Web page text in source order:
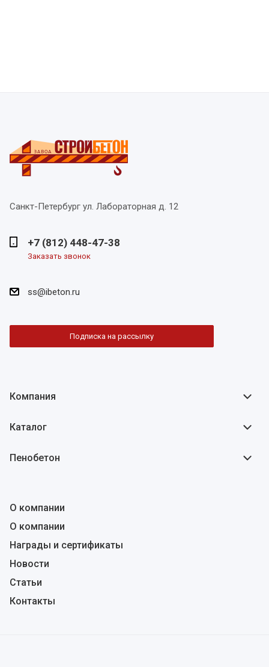
Санкт-Петербург ул. Лабораторная д. 12
+7 (812) 448-47-38
Заказать звонок
ss@ibeton.ru
Подписка на рассылку
Компания
Каталог
Пенобетон
О компании
О компании
Награды и сертификаты
Новости
Статьи
Контакты